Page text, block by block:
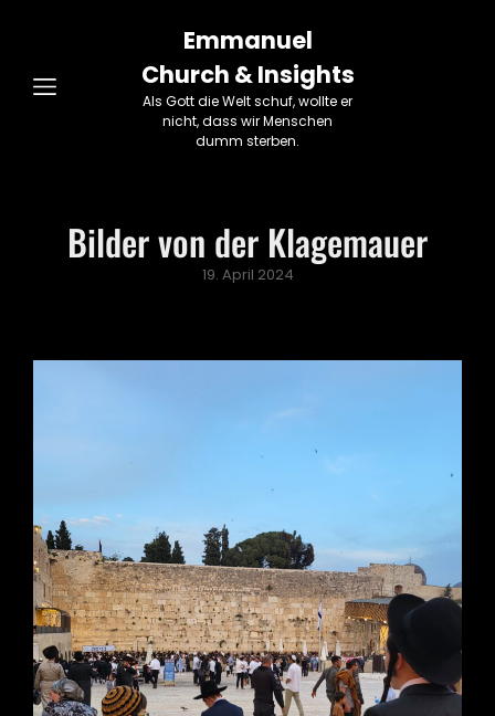
Emmanuel
Church & Insights
Als Gott die Welt schuf, wollte er
nicht, dass wir Menschen
dumm sterben.
Bilder von der Klagemauer
Posted
19. April 2024